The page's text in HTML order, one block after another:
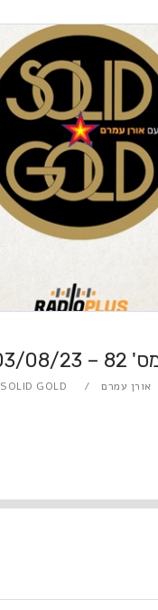
23
אורן עמרם SOLID GOLD